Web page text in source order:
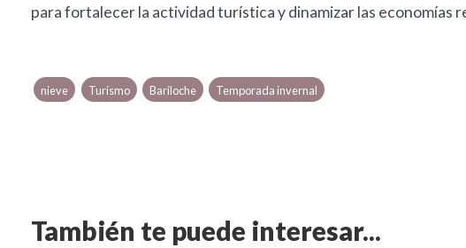
para fortalecer la actividad turística y dinamizar las economías
nieve Turismo Bariloche Temporada invernal
También te puede interesar...